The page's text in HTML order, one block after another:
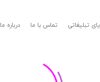
تبلیغاتی تماس با ما درباره ما